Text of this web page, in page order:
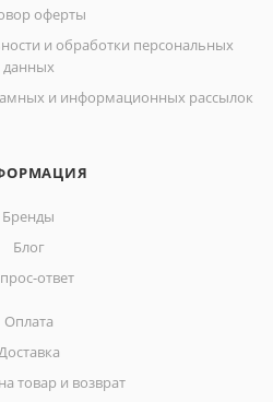
оферты
и обработки персональных
данных
и информационных рассылок
Бренды
Блог
ответ
Оплата
товар и возврат